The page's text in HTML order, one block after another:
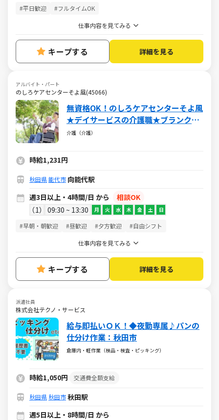
#平日歓迎 #フルタイムOK
仕事内容を見てみる
キープする 詳細を見る
アルバイト・パート
のしろケアセンターそよ風(45066)
無資格OK！のしろケアセンターそよ風
★デイサービスの介護職★ブランク
OK・社保完備・各種手当あり
介護（介護）
時給1,231円
秋田県能代市 向能代駅
週3日以上・4時間/日 から
相談OK
1
09:30 ~ 13:30 月 火 水 木 金 土 日
#早朝・朝歓迎 #昼歓迎 #夕方歓迎 #自由シフト
仕事内容を見てみる
キープする 詳細を見る
派遣社員
株式会社テクノ・サービス
給与即払いＯＫ！◆夜勤専属♪パンの
仕分け作業：秋田市
倉庫内・軽作業（検品・検査・ピッキング）
時給1,050円 交通費全額支給
秋田県秋田市秋田駅
週5日以上・8時間/日 から